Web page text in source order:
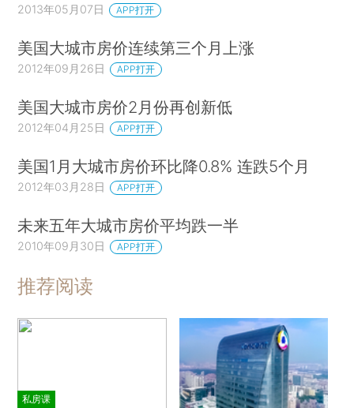
2013年05月07日 APP打开
美国大城市房价连续第三个月上涨
2012年09月26日 APP打开
美国大城市房价2月份再创新低
2012年04月25日 APP打开
美国1月大城市房价环比降0.8% 连跌5个月‎
2012年03月28日 APP打开
未来五年大城市房价平均跌一半
2010年09月30日 APP打开
推荐阅读
私房课